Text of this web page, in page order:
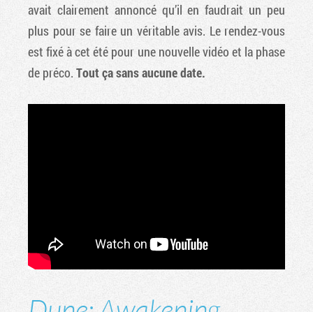
avait clairement annoncé qu’il en faudrait un peu
plus pour se faire un véritable avis. Le rendez-vous
est fixé à cet été pour une nouvelle vidéo et la phase
de préco. Tout ça sans aucune date.